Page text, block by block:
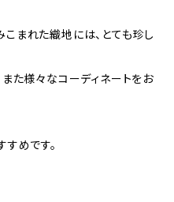
まれた織地には、とても珍し
また様々なコーディネートをお
めです。